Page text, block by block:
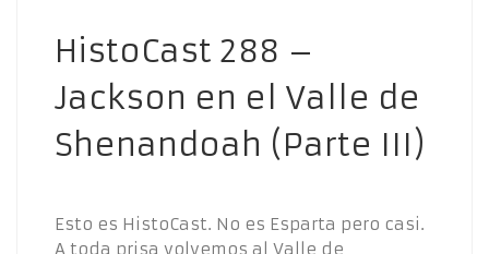
HistoCast 288 –
Jackson en el Valle de
Shenandoah (Parte III)
Esto es HistoCast. No es Esparta pero casi.
A toda prisa volvemos al Valle de